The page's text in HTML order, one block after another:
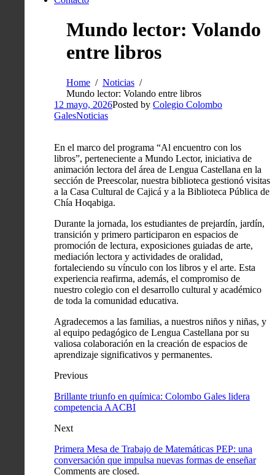
Mundo lector: Volando
entre libros
Home
Noticias
Mundo lector: Volando entre libros
12 mayo, 2026Posted by Colegio Colombo
GalesNoticias
En el marco del programa “Al encuentro con los
libros”, perteneciente a Mundo Lector, iniciativa de
animación lectora del área de Lengua Castellana en la
sección de Preescolar, nuestra biblioteca gestionó visitas
a la Casa Cultural de Cajicá y a la Biblioteca Pública de
Chía Hoqabiga.
Durante la jornada, los estudiantes de prejardín, jardín,
transición y primero participaron en espacios de
promoción de lectura, exposiciones guiadas de arte,
mediación lectora y actividades de oralidad,
fortaleciendo su vínculo con los libros y el arte. Esta
experiencia reafirma, además, el compromiso de
nuestro colegio con el desarrollo cultural y académico
de toda la comunidad educativa.
Agradecemos a las familias, a nuestros niños y niñas, y
al equipo pedagógico de Lengua Castellana por su
valiosa colaboración en la creación de espacios de
aprendizaje significativos y permanentes.
Previous
Brillante triunfo en química: Colombo Gales lidera
competencia AACBI
Next
Primera Mesa de Trabajo de Matemáticas PEP: una
conversación que impulsa nuevas formas de enseñar
Comments are closed.